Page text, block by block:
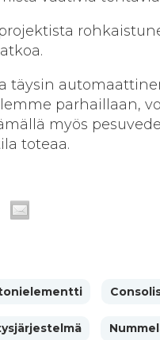
täysin
parhaillaan,
myös
toteaa.